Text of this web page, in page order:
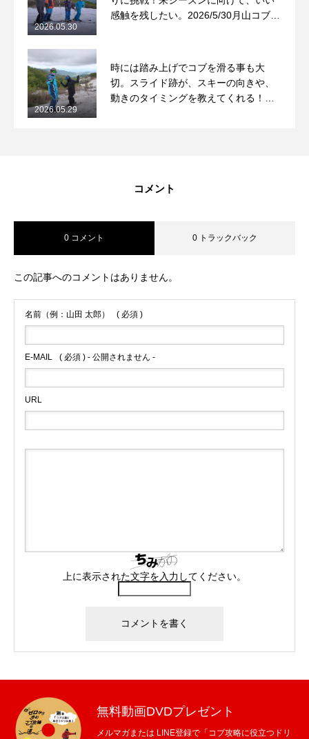
感触を残したい。2026/5/30月山コブレ
2026.05.30
時には踏み上げでコブを滑る事も大
切。スライド跡が、スキーの向きや、
動きのタイミングを教えてくれる！
2026.05.29
コメント
0 コメント 0 トラックバック
この記事へのコメントはありません。
名前（例：山田 太郎） ( 必須 )
E-MAIL ( 必須 ) - 公開されません -
URL
上に表示された文字を入力してください。
無料動画DVDプレゼント
メルマガまたは LINE登録で「コブ攻略に役立つドリ